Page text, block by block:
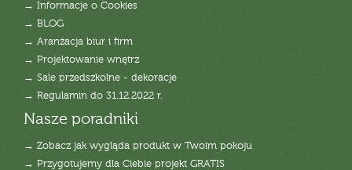
→ Informacje o Cookies
→ BLOG
→ Aranżacja biur i firm
→ Projektowanie wnętrz
→ Sale przedszkolne - dekoracje
→ Regulamin do 31.12.2022 r.
Nasze poradniki
→ Zobacz jak wygląda produkt w Twoim pokoju
→ Przygotujemy dla Ciebie projekt GRATIS